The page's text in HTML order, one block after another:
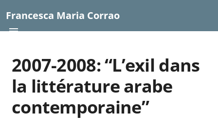
Francesca Maria Corrao
2007-2008: “L’exil dans
la littérature arabe
contemporaine”